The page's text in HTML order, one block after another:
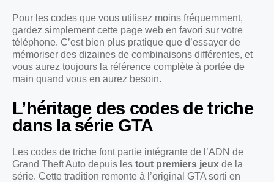
Pour les codes que vous utilisez moins fréquemment,
gardez simplement cette page web en favori sur votre
téléphone. C’est bien plus pratique que d’essayer de
mémoriser des dizaines de combinaisons différentes, et
vous aurez toujours la référence complète à portée de
main quand vous en aurez besoin.
L’héritage des codes de triche
dans la série GTA
Les codes de triche font partie intégrante de l’ADN de
Grand Theft Auto depuis les tout premiers jeux de la
série. Cette tradition remonte à l’original GTA sorti en